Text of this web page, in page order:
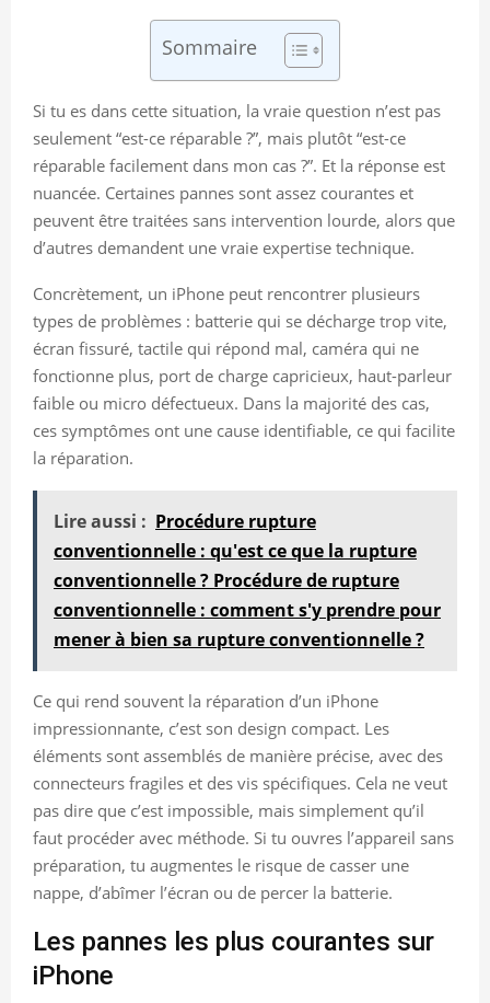
Sommaire
Si tu es dans cette situation, la vraie question n’est pas
seulement “est-ce réparable ?”, mais plutôt “est-ce
réparable facilement dans mon cas ?”. Et la réponse est
nuancée. Certaines pannes sont assez courantes et
peuvent être traitées sans intervention lourde, alors que
d’autres demandent une vraie expertise technique.
Concrètement, un iPhone peut rencontrer plusieurs
types de problèmes : batterie qui se décharge trop vite,
écran fissuré, tactile qui répond mal, caméra qui ne
fonctionne plus, port de charge capricieux, haut-parleur
faible ou micro défectueux. Dans la majorité des cas,
ces symptômes ont une cause identifiable, ce qui facilite
la réparation.
Lire aussi : Procédure rupture
conventionnelle : qu'est ce que la rupture
conventionnelle ? Procédure de rupture
conventionnelle : comment s'y prendre pour
mener à bien sa rupture conventionnelle ?
Ce qui rend souvent la réparation d’un iPhone
impressionnante, c’est son design compact. Les
éléments sont assemblés de manière précise, avec des
connecteurs fragiles et des vis spécifiques. Cela ne veut
pas dire que c’est impossible, mais simplement qu’il
faut procéder avec méthode. Si tu ouvres l’appareil sans
préparation, tu augmentes le risque de casser une
nappe, d’abîmer l’écran ou de percer la batterie.
Les pannes les plus courantes sur
iPhone